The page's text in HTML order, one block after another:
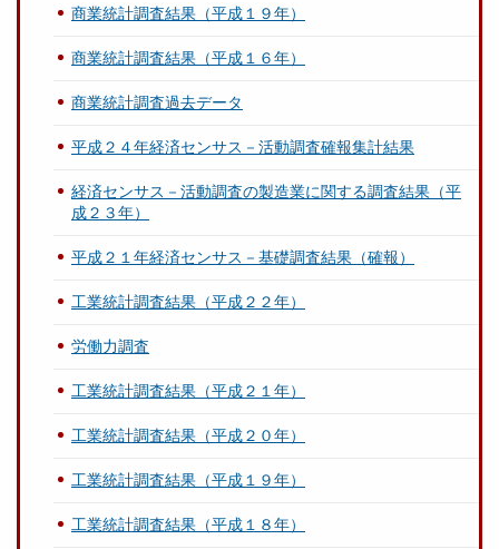
商業統計調査結果（平成１９年）
商業統計調査結果（平成１６年）
商業統計調査過去データ
平成２４年経済センサス－活動調査確報集計結果
経済センサス－活動調査の製造業に関する調査結果（平
成２３年）
平成２１年経済センサス－基礎調査結果（確報）
工業統計調査結果（平成２２年）
労働力調査
工業統計調査結果（平成２１年）
工業統計調査結果（平成２０年）
工業統計調査結果（平成１９年）
工業統計調査結果（平成１８年）